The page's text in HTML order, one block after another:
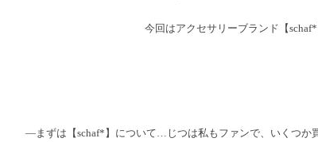
今回はアクセサリーブランド【
―まずは【schaf*】について…じつは私もファンで、いくつか